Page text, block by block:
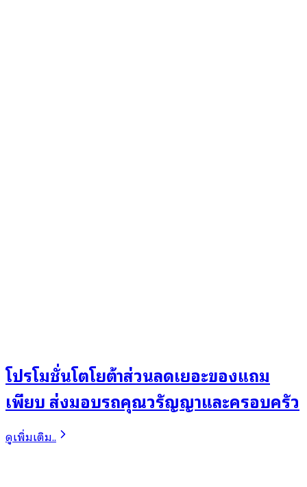
โปรโมชั่นโตโยต้าส่วนลดเยอะของแถม
เพียบ ส่งมอบรถคุณวรัญญาและครอบครัว
ดูเพิ่มเติม..